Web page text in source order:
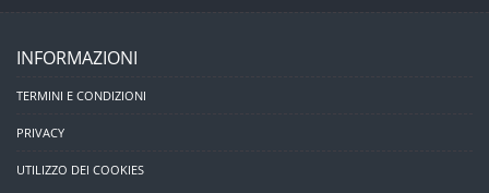
INFORMAZIONI
TERMINI E CONDIZIONI
PRIVACY
UTILIZZO DEI COOKIES